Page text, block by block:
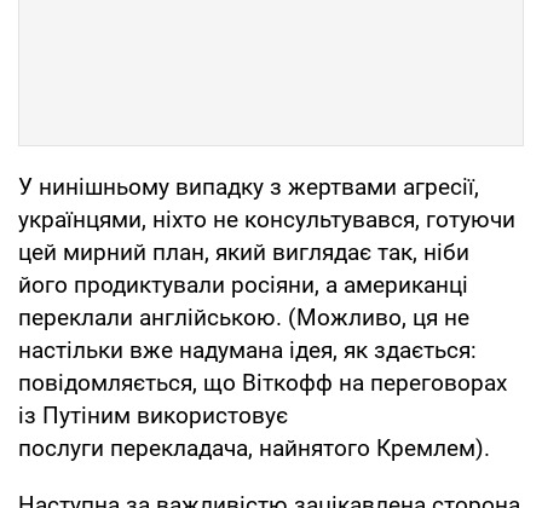
У нинішньому випадку з жертвами агресії,
українцями, ніхто не консультувався, готуючи
цей мирний план, який виглядає так, ніби
його продиктували росіяни, а американці
переклали англійською. (Можливо, ця не
настільки вже надумана ідея, як здається:
повідомляється, що Віткофф на переговорах
із Путіним використовує
послуги перекладача, найнятого Кремлем).